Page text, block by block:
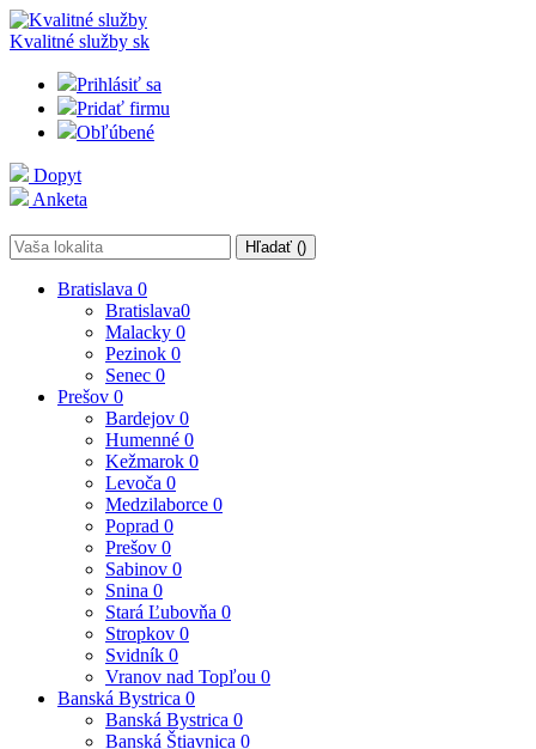
Kvalitné služby sk
Prihlásiť sa
Pridať firmu
Obľúbené
Dopyt
Anketa
Hľadať ()
Bratislava 0
Bratislava0
Malacky 0
Pezinok 0
Senec 0
Prešov 0
Bardejov 0
Humenné 0
Kežmarok 0
Levoča 0
Medzilaborce 0
Poprad 0
Prešov 0
Sabinov 0
Snina 0
Stará Ľubovňa 0
Stropkov 0
Svidník 0
Vranov nad Topľou 0
Banská Bystrica 0
Banská Bystrica 0
Banská Štiavnica 0